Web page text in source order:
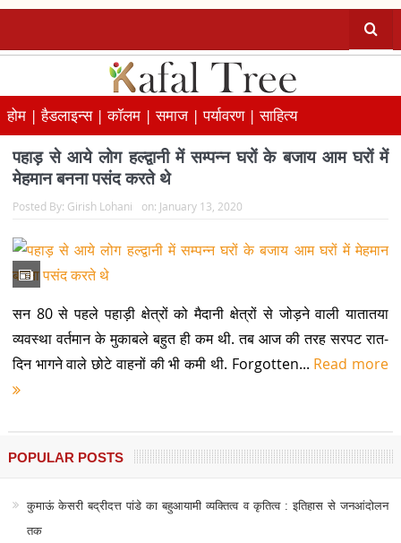
होम |हैडलाइन्स |कॉलम |समाज |पर्यावरण |साहित्य
पहाड़ से आये लोग हल्द्वानी में सम्पन्न घरों के बजाय आम घरों में
मेहमान बनना पसंद करते थे
Posted By: Girish Lohani on: January 13, 2020
सन 80 से पहले पहाड़ी क्षेत्रों को मैदानी क्षेत्रों से जोड़ने वाली यातातया
व्यवस्था वर्तमान के मुकाबले बहुत ही कम थी. तब आज की तरह सरपट रात-
दिन भागने वाले छोटे वाहनों की भी कमी थी. Forgotten... Read more
POPULAR POSTS
कुमाऊं केसरी बद्रीदत्त पांडे का बहुआयामी व्यक्तित्व व कृतित्व : इतिहास से जनआंदोलन
तक